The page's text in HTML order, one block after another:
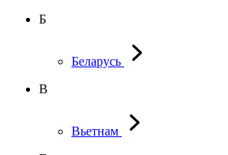
Б
Беларусь
В
Вьетнам